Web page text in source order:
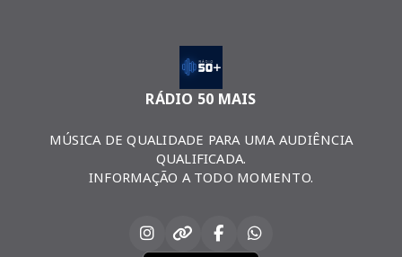
RÁDIO 50 MAIS
MÚSICA DE QUALIDADE PARA UMA AUDIÊNCIA
QUALIFICADA.
INFORMAÇÃO A TODO MOMENTO.